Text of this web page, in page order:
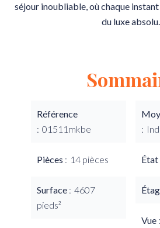
séjour inoubliable, où chaque
du luxe absolu.
Référence
01511mkbe
Pièces 14 pièces
Surface
4607
pieds²
État
Vue